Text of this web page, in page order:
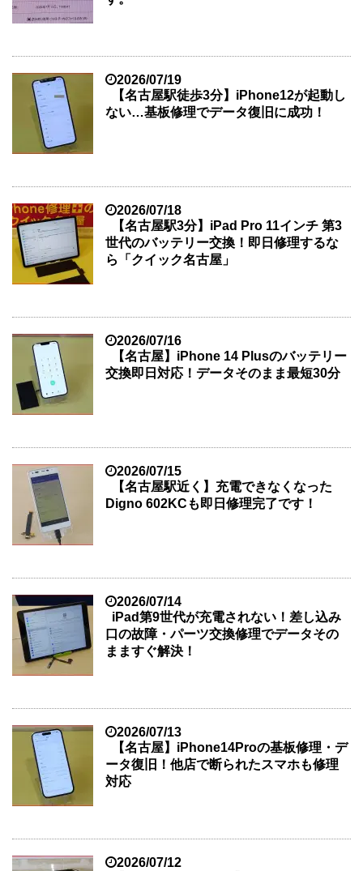
2026/07/19
【名古屋駅徒歩3分】iPhone12が起動し
ない…基板修理でデータ復旧に成功！
2026/07/18
【名古屋駅3分】iPad Pro 11インチ 第3
世代のバッテリー交換！即日修理するな
ら「クイック名古屋」
2026/07/16
【名古屋】iPhone 14 Plusのバッテリー
交換即日対応！データそのまま最短30分
2026/07/15
【名古屋駅近く】充電できなくなった
Digno 602KCも即日修理完了です！
2026/07/14
iPad第9世代が充電されない！差し込み
口の故障・パーツ交換修理でデータその
まますぐ解決！
2026/07/13
【名古屋】iPhone14Proの基板修理・デ
ータ復旧！他店で断られたスマホも修理
対応
2026/07/12